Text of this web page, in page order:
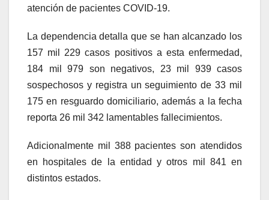
atención de pacientes COVID-19.
La dependencia detalla que se han alcanzado los
157 mil 229 casos positivos a esta enfermedad,
184 mil 979 son negativos, 23 mil 939 casos
sospechosos y registra un seguimiento de 33 mil
175 en resguardo domiciliario, además a la fecha
reporta 26 mil 342 lamentables fallecimientos.
Adicionalmente mil 388 pacientes son atendidos
en hospitales de la entidad y otros mil 841 en
distintos estados.